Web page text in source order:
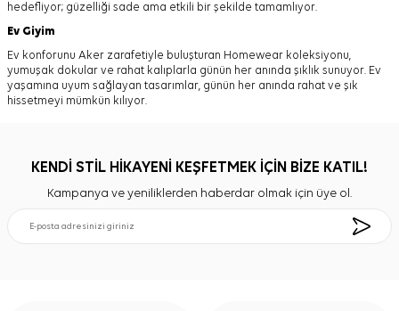
hedefliyor; güzelliği sade ama etkili bir şekilde tamamlıyor.
Ev Giyim
Ev konforunu Aker zarafetiyle buluşturan Homewear koleksiyonu,
yumuşak dokular ve rahat kalıplarla günün her anında şıklık sunuyor. Ev
yaşamına uyum sağlayan tasarımlar, günün her anında rahat ve şık
hissetmeyi mümkün kılıyor.
KENDİ STİL HİKAYENİ KEŞFETMEK İÇİN BİZE KATIL!
Kampanya ve yeniliklerden haberdar olmak için üye ol.